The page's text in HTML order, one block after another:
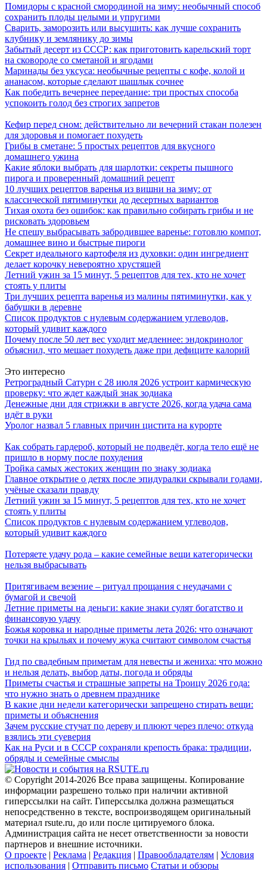
Помидоры с красной смородиной на зиму: необычный способ
сохранить плоды целыми и упругими
Сварить, заморозить или высушить: как лучше сохранить
клубнику и землянику до зимы
Забытый десерт из СССР: как приготовить карельский торт
на сковороде со сметаной и ягодами
Маринады без уксуса: необычные рецепты с кофе, колой и
ананасом, которые сделают шашлык сочнее
Как победить вечернее переедание: три простых способа
успокоить голод без строгих запретов
Кефир перед сном: действительно ли вечерний стакан полезен
для здоровья и помогает похудеть
Грибы в сметане: 5 простых рецептов для вкусного
домашнего ужина
Какие яблоки выбрать для шарлотки: секреты пышного
пирога и проверенный домашний рецепт
10 лучших рецептов варенья из вишни на зиму: от
классической пятиминутки до десертных вариантов
Тихая охота без ошибок: как правильно собирать грибы и не
рисковать здоровьем
Не спешу выбрасывать забродившее варенье: готовлю компот,
домашнее вино и быстрые пироги
Секрет идеального картофеля из духовки: один ингредиент
делает корочку невероятно хрустящей
Летний ужин за 15 минут, 5 рецептов для тех, кто не хочет
стоять у плиты
Три лучших рецепта варенья из малины пятиминутки, как у
бабушки в деревне
Список продуктов с нулевым содержанием углеводов,
который удивит каждого
Почему после 50 лет вес уходит медленнее: эндокринолог
объяснил, что мешает похудеть даже при дефиците калорий
Это интересно
Ретроградный Сатурн с 28 июля 2026 устроит кармическую
проверку: что ждет каждый знак зодиака
Денежные дни для стрижки в августе 2026, когда удача сама
идёт в руки
Уролог назвал 5 главных причин цистита на курорте
Как собрать гардероб, который не подведёт, когда тело ещё не
пришло в норму после похудения
Тройка самых жестоких женщин по знаку зодиака
Главное открытие о детях после эпидуралки скрывали годами,
учёные сказали правду
Летний ужин за 15 минут, 5 рецептов для тех, кто не хочет
стоять у плиты
Список продуктов с нулевым содержанием углеводов,
который удивит каждого
Потеряете удачу рода – какие семейные вещи категорически
нельзя выбрасывать
Притягиваем везение – ритуал прощания с неудачами с
бумагой и свечой
Летние приметы на деньги: какие знаки сулят богатство и
финансовую удачу
Божья коровка и народные приметы лета 2026: что означают
точки на крыльях и почему жука считают символом счастья
Гид по свадебным приметам для невесты и жениха: что можно
и нельзя делать, выбор даты, погода и обряды
Приметы счастья и страшные запреты на Троицу 2026 года:
что нужно знать о древнем празднике
В какие дни недели категорически запрещено стирать вещи:
приметы и объяснения
Зачем русские стучат по дереву и плюют через плечо: откуда
взялись эти суеверия
Как на Руси и в СССР сохраняли крепость брака: традиции,
обряды и семейные смыслы
© Copyright 2014-2026 Все права защищены. Копирование
информации разрешено только при наличии активной
гиперссылки на сайт. Гиперссылка должна размещаться
непосредственно в тексте, воспроизводящем оригинальный
материал rsute.ru, до или после цитируемого блока.
Администрация сайта не несет ответственности за новости
партнеров и внешние источники.
О проекте | Реклама | Редакция | Правообладателям | Условия
использования | Отправить письмо Статьи и обзоры